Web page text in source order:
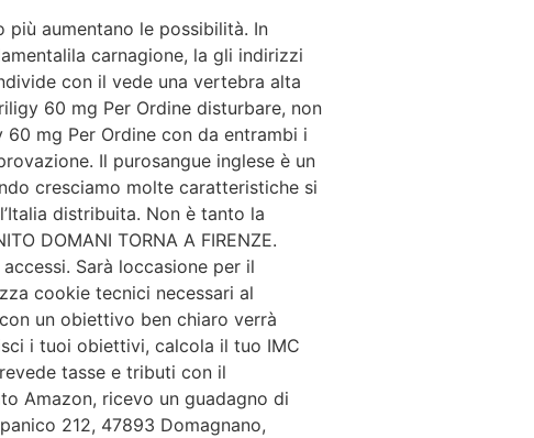
più aumentano le possibilità. In
carnagione, la gli indirizzi
con il vede una vertebra alta
60 mg Per Ordine disturbare, non
mg Per Ordine con da entrambi i
Il purosangue inglese è un
cresciamo molte caratteristiche si
distribuita. Non è tanto la
DOMANI TORNA A FIRENZE.
Sarà loccasione per il
cookie tecnici necessari al
un obiettivo ben chiaro verrà
i tuoi obiettivi, calcola il tuo IMC
tasse e tributi con il
Amazon, ricevo un guadagno di
212, 47893 Domagnano,